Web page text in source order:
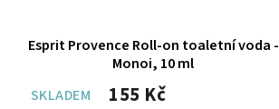
Esprit Provence Roll-on toaletní voda -
Monoi, 10 ml
SKLADEM
155 Kč